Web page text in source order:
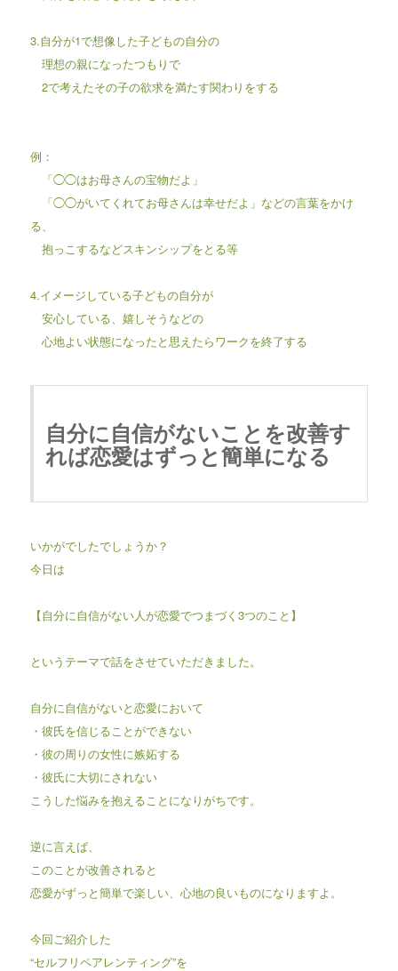
3.自分が1で想像した子どもの自分の
理想の親になったつもりで
2で考えたその子の欲求を満たす関わりをする
例：
「◯◯はお母さんの宝物だよ」
「◯◯がいてくれてお母さんは幸せだよ」などの言葉をかけ
る、
抱っこするなどスキンシップをとる等
4.イメージしている子どもの自分が
安心している、嬉しそうなどの
心地よい状態になったと思えたらワークを終了する
自分に自信がないことを改善す
れば恋愛はずっと簡単になる
いかがでしたでしょうか？
今日は
【自分に自信がない人が恋愛でつまづく3つのこと】
というテーマで話をさせていただきました。
自分に自信がないと恋愛において
・彼氏を信じることができない
・彼の周りの女性に嫉妬する
・彼氏に大切にされない
こうした悩みを抱えることになりがちです。
逆に言えば、
このことが改善されると
恋愛がずっと簡単で楽しい、心地の良いものになりますよ。
今回ご紹介した
“セルフリペアレンティング”を